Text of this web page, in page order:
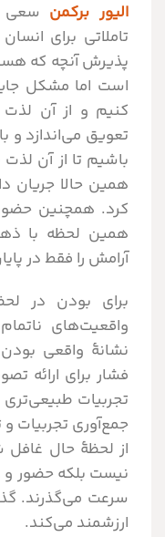
الیور برکمن سعی
تاملاتی برای
پذیرش آنچه که
است اما مشکل
کنیم و از آن
تعویق می‌اندازد و
باشیم تا از آن
همین حالا جریان
کرد. همچنین
همین لحظه با
آرامش را فقط در
برای بودن در
واقعیت‌های
نشانۀ واقعی
فشار برای ارائه
تجربیات
جمع‌آوری
از لحظۀ حال
نیست بلکه حضور
سرعت می‌گذرند.
ارزشمند می‌کند.